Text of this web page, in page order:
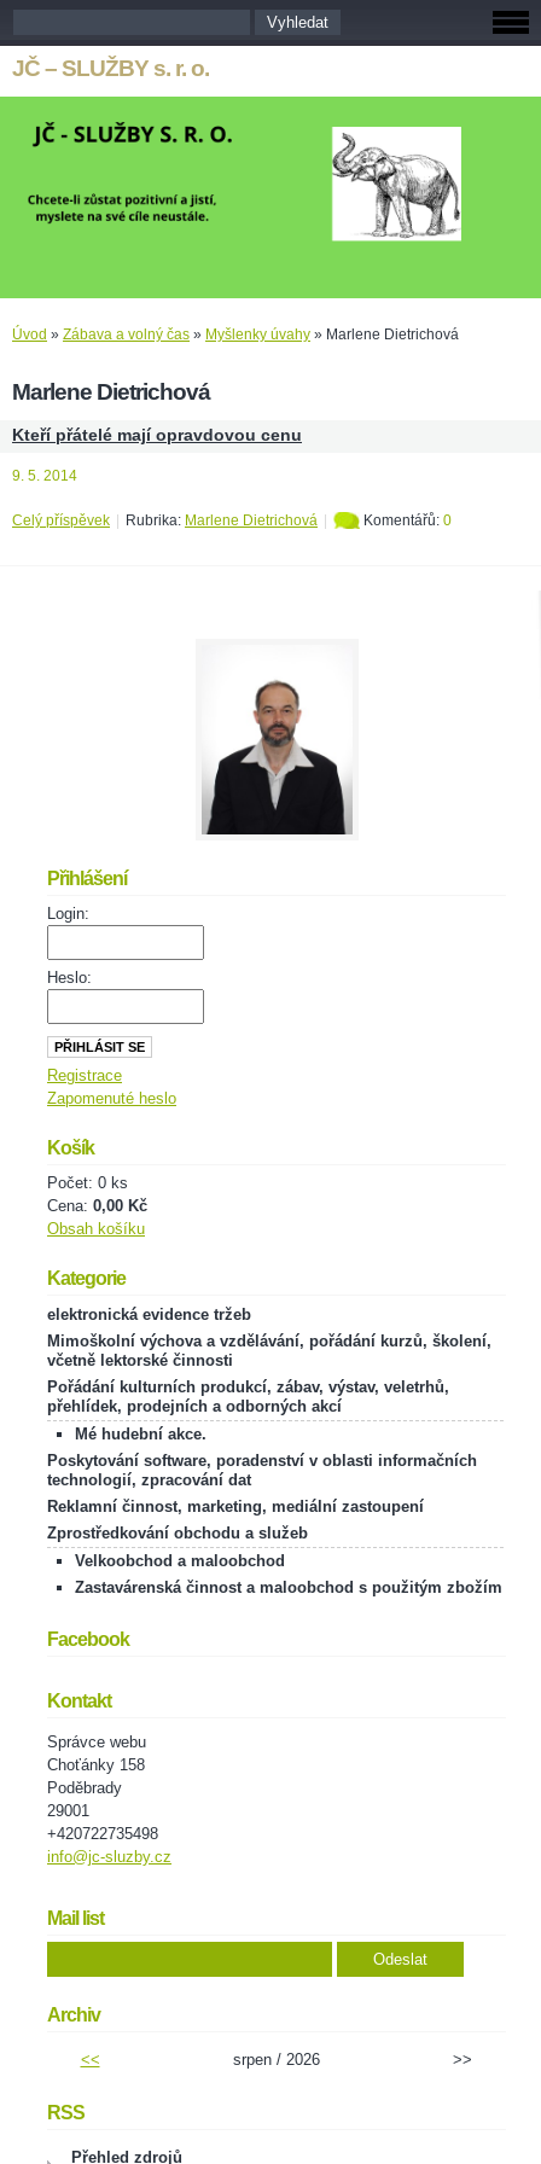
JČ – SLUŽBY s. r. o.
Úvod » Zábava a volný čas » Myšlenky úvahy » Marlene Dietrichová
Marlene Dietrichová
Kteří přátelé mají opravdovou cenu
9. 5. 2014
Celý příspěvek Rubrika: Marlene Dietrichová Komentářů: 0
Přihlášení
Login:
Heslo:
Registrace
Zapomenuté heslo
Košík
Počet: 0 ks
Cena: 0,00 Kč
Obsah košíku
Kategorie
elektronická evidence tržeb
Mimoškolní výchova a vzdělávání, pořádání kurzů, školení,
včetně lektorské činnosti
Pořádání kulturních produkcí, zábav, výstav, veletrhů,
přehlídek, prodejních a odborných akcí
Mé hudební akce.
Poskytování software, poradenství v oblasti informačních
technologií, zpracování dat
Reklamní činnost, marketing, mediální zastoupení
Zprostředkování obchodu a služeb
Velkoobchod a maloobchod
Zastavárenská činnost a maloobchod s použitým zbožím
Facebook
Kontakt
Správce webu
Choťánky 158
Poděbrady
29001
+420722735498
info@jc-sluzby.cz
Mail list
Archiv
<< srpen / 2026 >>
RSS
Přehled zdrojů